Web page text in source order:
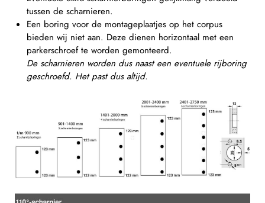
tussen de scharnieren.
Een boring voor de montageplaatjes op het corpus
bieden wij niet aan. Deze dienen horizontaal met een
parkerschroef te worden gemonteerd.
De scharnieren worden dus naast een eventuele rijboring
geschroefd. Het past dus altijd.